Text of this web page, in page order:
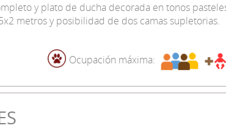
y plato de ducha decorada en tonos
metros y posibilidad de dos camas supletorias.
Ocupación máxima: